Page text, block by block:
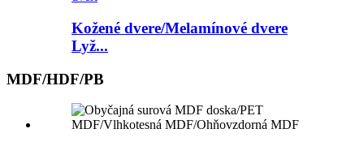
Kožené dvere/Melamínové dvere
Lyž...
MDF/HDF/PB